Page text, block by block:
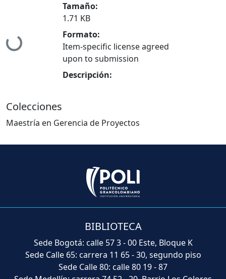
Tamaño:
1.71 KB
Formato:
Item-specific license agreed
upon to submission
Descripción:
Colecciones
Maestría en Gerencia de Proyectos
BIBLIOTECA
Sede Bogotá: calle 57 3 - 00 Este, Bloque K
Sede Calle 65: carrera 11 65 - 30, segundo piso
Sede Calle 80: calle 80 19 - 87